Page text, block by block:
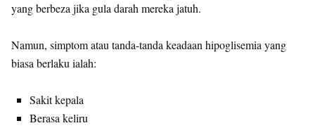
yang berbeza jika gula darah mereka jatuh.
Namun, simptom atau tanda-tanda keadaan hipoglisemia yang
biasa berlaku ialah:
Sakit kepala
Berasa keliru